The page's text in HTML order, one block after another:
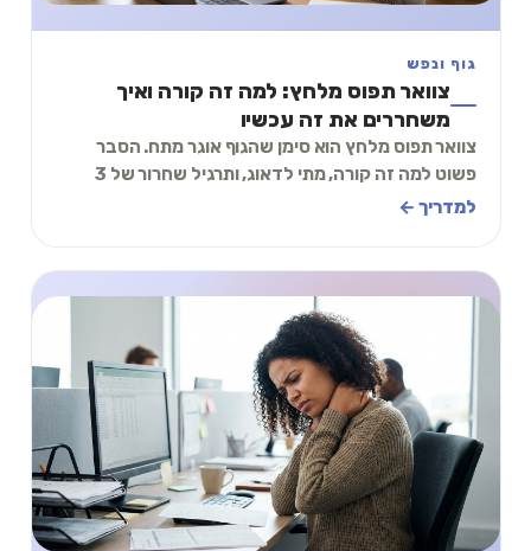
גוף ונפש
צוואר תפוס מלחץ: למה זה קורה ואיך
משחררים את זה עכשיו
צוואר תפוס מלחץ הוא סימן שהגוף אוגר מתח. הסבר
פשוט למה זה קורה, מתי לדאוג, ותרגיל שחרור של 3
דקות שאפשר לעשות עכשיו בכיסא.
למדריך ←